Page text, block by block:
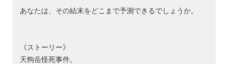
あなたは、その結末をどこまで予測できるでしょうか。
《ストーリー》
天狗岳怪死事件。